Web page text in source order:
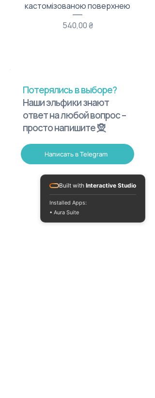
кастомізованою поверхнею
Цена
540,00 ₴
Потерялись в выборе?
Наши эльфики знают
ответ на любой вопрос –
просто напишите 🧝
Написать в Telegram
Built with Interactive Studio
Installed Apps:
• Aura Suite